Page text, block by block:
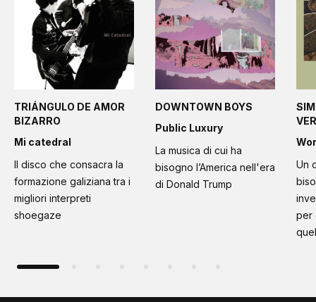
TRIÁNGULO DE AMOR
BIZARRO
Mi catedral
Il disco che consacra la
formazione galiziana tra i
migliori interpreti
shoegaze
DOWNTOWN BOYS
Public Luxury
La musica di cui ha
bisogno l’America nell'era
di Donald Trump
Un
per